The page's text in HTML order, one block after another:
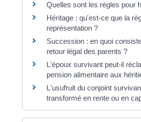
Quelles sont les règles pour
Héritage : qu'est-ce que la
représentation ?
Succession : en quoi
retour légal des parents ?
L'époux survivant peut-il
pension alimentaire aux
L'usufruit du conjoint
transformé en rente ou en